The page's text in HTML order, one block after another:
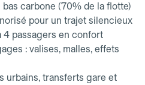
carbone (70% de la flotte)
pour un trajet silencieux
passagers en confort
: valises, malles, effets
urbains, transferts gare et